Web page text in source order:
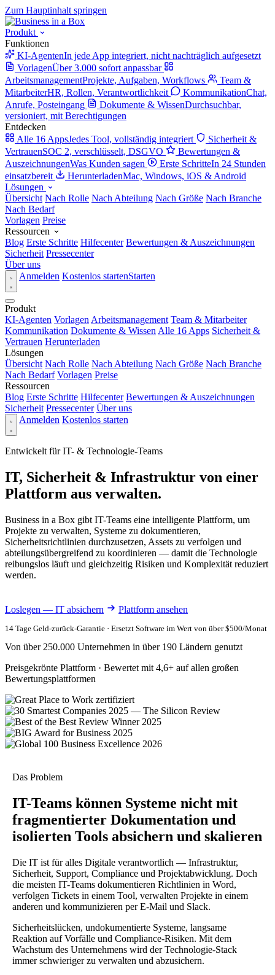
Zum Hauptinhalt springen
Produkt
Funktionen
KI-AgentenIn jede App integriert, nicht nachträglich aufgesetzt
VorlagenÜber 3.000 sofort anpassbar
ArbeitsmanagementProjekte, Aufgaben, Workflows
Team &
MitarbeiterHR, Rollen, Verantwortlichkeit KommunikationChat,
Anrufe, Posteingang
Dokumente & WissenDurchsuchbar,
versioniert, mit Berechtigungen
Entdecken
Alle 16 AppsJedes Tool, vollständig integriert
Sicherheit &
VertrauenSOC 2, verschlüsselt, DSGVO
Bewertungen &
AuszeichnungenWas Kunden sagen Erste SchritteIn 24 Stunden
einsatzbereit
HerunterladenMac, Windows, iOS & Android
Lösungen
Übersicht Nach Rolle Nach Abteilung Nach Größe Nach Branche
Nach Bedarf
Vorlagen Preise
Ressourcen
Blog Erste Schritte Hilfecenter Bewertungen & Auszeichnungen
Sicherheit Pressecenter
Über uns
Anmelden Kostenlos startenStarten
Produkt
KI-Agenten Vorlagen Arbeitsmanagement Team & Mitarbeiter
Kommunikation Dokumente & Wissen Alle 16 Apps Sicherheit &
Vertrauen Herunterladen
Lösungen
Übersicht Nach Rolle Nach Abteilung Nach Größe Nach Branche
Nach Bedarf Vorlagen Preise
Ressourcen
Blog Erste Schritte Hilfecenter Bewertungen & Auszeichnungen
Sicherheit Pressecenter Über uns
Anmelden Kostenlos starten
Entwickelt für IT- & Technologie-Teams
IT, Sicherheit & Infrastruktur von einer
Plattform aus verwalten.
Business in a Box gibt IT-Teams eine intelligente Plattform, um
Projekte zu verwalten, Systeme zu dokumentieren,
Sicherheitsrichtlinien durchzusetzen, Assets zu verfolgen und
abteilungsübergreifend zu koordinieren — damit die Technologie
reibungslos läuft und gleichzeitig Risiken und Komplexität reduziert
werden.
Loslegen — IT absichern Plattform ansehen
14 Tage Geld-zurück-Garantie · Ersetzt Software im Wert von über $500/Monat
Von über 250.000 Unternehmen in über 190 Ländern genutzt
Preisgekrönte Plattform · Bewertet mit 4,6+ auf allen großen
Bewertungsplattformen
Das Problem
IT-Teams können Systeme nicht mit
fragmentierter Dokumentation und
isolierten Tools absichern und skalieren
Die IT ist für alles Digitale verantwortlich — Infrastruktur,
Sicherheit, Support, Compliance und Projektabwicklung. Doch
die meisten IT-Teams dokumentieren Richtlinien in Word,
verfolgen Tickets in einem Tool, verwalten Projekte in einem
anderen und kommunizieren per E-Mail und Slack.
Sicherheitslücken, undokumentierte Systeme, langsame
Reaktion auf Vorfälle und Compliance-Risiken. Mit dem
Wachstum des Unternehmens wird der Technologie-Stack
immer schwieriger zu verwalten und abzusichern.